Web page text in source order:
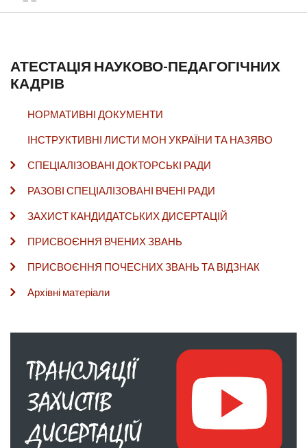
АТЕСТАЦІЯ НАУКОВО-ПЕДАГОГІЧНИХ
КАДРІВ
НОРМАТИВНІ ДОКУМЕНТИ
ІНСТРУКТИВНІ ЛИСТИ МОН УКРАЇНИ ТА НАЗЯВО
СПЕЦІАЛІЗОВАНІ ДОКТОРСЬКІ РАДИ
РАЗОВІ СПЕЦІАЛІЗОВАНІ ВЧЕНІ РАДИ
ЗАХИСТ КАНДИДАТСЬКИХ ДИСЕРТАЦІЙ
ПРИСВОЄННЯ ВЧЕНИХ ЗВАНЬ
ПРИСВОЄННЯ ПОЧЕСНИХ ЗВАНЬ ТА ВІДЗНАК
Архівні матеріали